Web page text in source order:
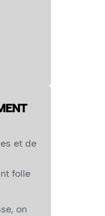
et de
folle
on